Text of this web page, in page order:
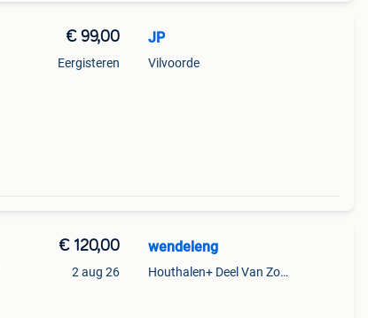
€ 99,00
Eergisteren
JP
Vilvoorde
€ 120,00
2 aug 26
wendeleng
Houthalen+ Deel Van Zonhoven En Zolder